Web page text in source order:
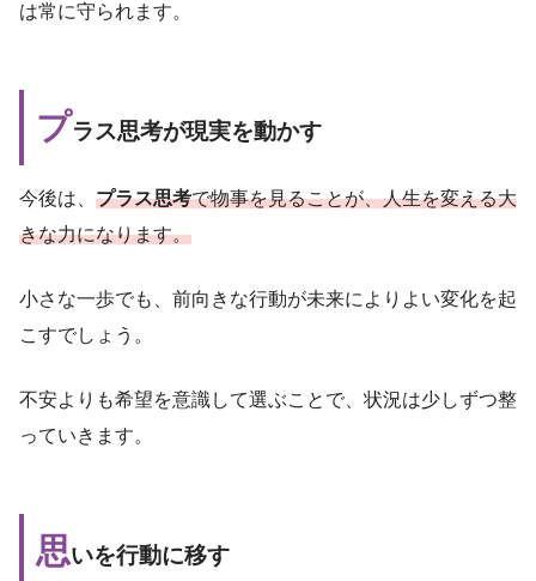
は常に守られます。
プラス思考が現実を動かす
今後は、 プラス思考で物事を見ることが、人生を変える大
きな力になります。
小さな一歩でも、前向きな行動が未来によりよい変化を起
こすでしょう。
不安よりも希望を意識して選ぶことで、状況は少しずつ整
っていきます。
思いを行動に移す